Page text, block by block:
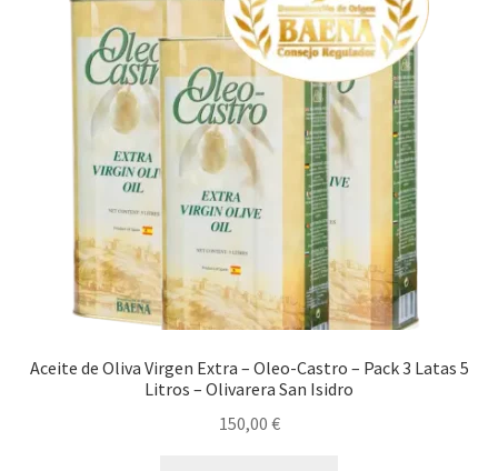
Página de inicio
Comprar aceite de oliva virgen extra 5l en cooperativa
Comprar Aceite de oliva virgen extra Ecologico
Venta de Aceite de oliva cerca de mi
Comprar Aceite de Oliva Virgen Extra
Comprar Aceite de Oliva Virgen
Aceite de Oliva Virgen Extra – Oleo-Castro – Pack 3 Latas 5
Litros – Olivarera San Isidro
150,00 €